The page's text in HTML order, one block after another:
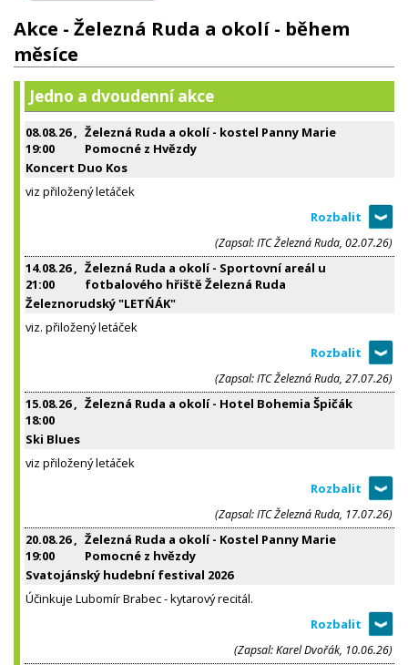
Akce - Železná Ruda a okolí - během
měsíce
Jedno a dvoudenní akce
08.08.26,
19:00
Železná Ruda a okolí - kostel Panny Marie
Pomocné z Hvězdy
Koncert Duo Kos
viz přiložený letáček
(Zapsal: ITC Železná Ruda, 02.07.26)
14.08.26,
21:00
Železná Ruda a okolí - Sportovní areál u
fotbalového hřiště Železná Ruda
Železnorudský "LETŃÁK"
viz. přiložený letáček
(Zapsal: ITC Železná Ruda, 27.07.26)
15.08.26,
18:00
Železná Ruda a okolí - Hotel Bohemia Špičák
Ski Blues
viz přiložený letáček
(Zapsal: ITC Železná Ruda, 17.07.26)
20.08.26,
19:00
Železná Ruda a okolí - Kostel Panny Marie
Pomocné z hvězdy
Svatojánský hudební festival 2026
Účinkuje Lubomír Brabec - kytarový recitál.
(Zapsal: Karel Dvořák, 10.06.26)